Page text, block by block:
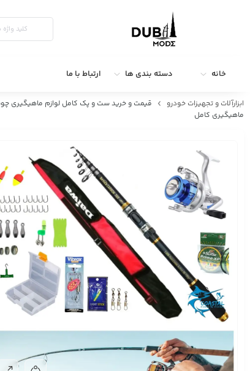
خانه دسته بندی ها ارتباط با ما
ابزارآلات و تجهیزات خودرو
ماهیگیری کامل